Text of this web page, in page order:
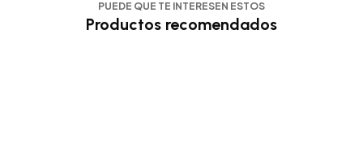
PUEDE QUE TE INTERESEN ESTOS
Productos recomendados